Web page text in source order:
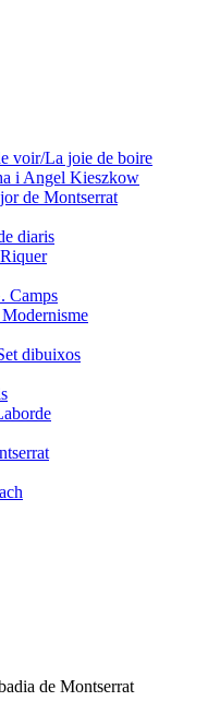
voir/La joie de boire
i Angel Kieszkow
de Montserrat
diaris
Camps
dibuixos
de Montserrat